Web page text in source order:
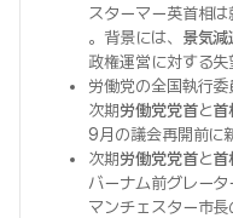
スターマー英首相
。背景には、 景気減
政権運営に対する失
労働党の全国執行委
次期労働党党首と首
9月の議会再開前に
次期労働党党首と首
バーナム前グレータ
マンチェスター市長